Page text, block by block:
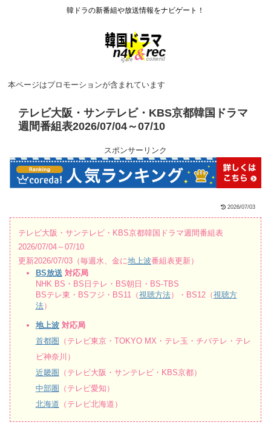
韓ドラの新番組や放送情報をナビゲート！
本ページはプロモーションが含まれています
テレビ大阪・サンテレビ・KBS京都韓国ドラマ
週間番組表2026/07/04～07/10
スポンサーリンク
2026/07/03
テレビ大阪・サンテレビ・KBS京都韓国ドラマ週間番組表
2026/07/04～07/10
更新2026/07/03（毎週水、金に地上波番組表更新）
BS放送 対応局
NHK BS・BS日テレ・BS朝日・BS-TBS
BSテレ東・BSフジ・BS11（視聴方法）・BS12（視聴方
法）
地上波対応局
首都圏 （テレビ東京・TOKYO MX・テレ玉・チバテレ・テレ
ビ神奈川）
近畿圏 （テレビ大阪・サンテレビ・KBS京都）
中部圏 （テレビ愛知）
北海道 （テレビ北海道）